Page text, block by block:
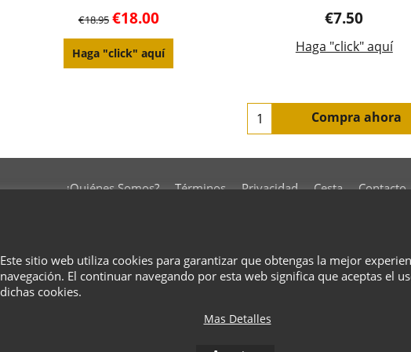
€18.95 €18.00
Haga "click" aquí
€7.50
Haga "click" aquí
Compra ahora
¿Quiénes Somos? Términos Privacidad Cesta Contacto
ShopFactory eCommerce
software was used.
Este sitio web utiliza cookies para garantizar que obtengas la mejor
navegación. El continuar navegando por esta web significa que aceptas el
dichas cookies.
Mas Detalles